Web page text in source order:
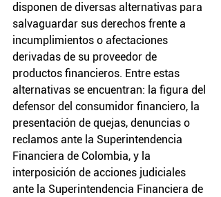
disponen de diversas alternativas para
salvaguardar sus derechos frente a
incumplimientos o afectaciones
derivadas de su proveedor de
productos financieros. Entre estas
alternativas se encuentran: la figura del
defensor del consumidor financiero, la
presentación de quejas, denuncias o
reclamos ante la Superintendencia
Financiera de Colombia, y la
interposición de acciones judiciales
ante la Superintendencia Financiera de